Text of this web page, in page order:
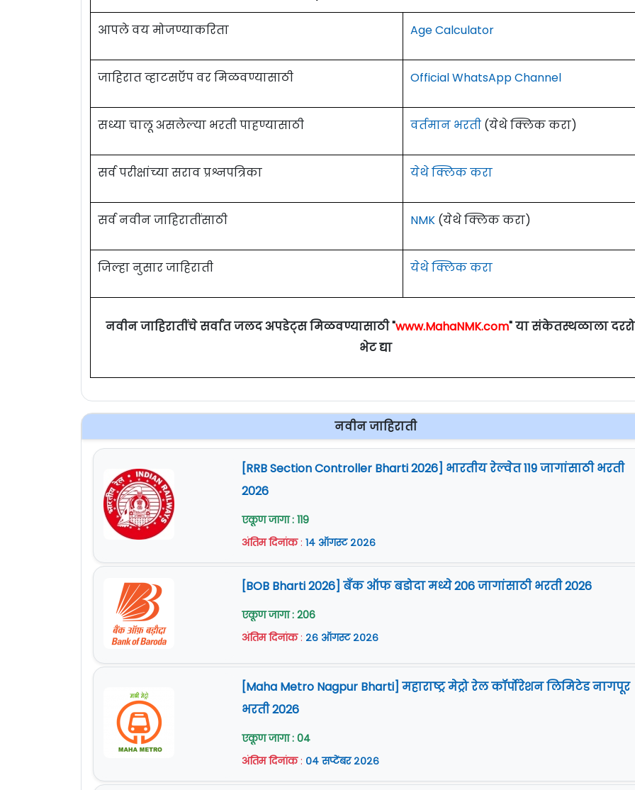
आपले वय मोजण्याकरिता Age Calculator
जाहिरात व्हाटसऍप वर मिळवण्यासाठी Official WhatsApp Channel
सध्या चालू असलेल्या भरती पाहण्यासाठी वर्तमान भरती (येथे क्लिक करा)
सर्व परीक्षांच्या सराव प्रश्नपत्रिका येथे क्लिक करा
सर्व नवीन जाहिरातींसाठी NMK (येथे क्लिक करा)
जिल्हा नुसार जाहिराती येथे क्लिक करा
नवीन जाहिरातींचे सर्वात जलद अपडेट्स मिळवण्यासाठी "www.MahaNMK.com" या संकेतस्थळाला
भेट द्या
नवीन जाहिराती
[RRB Section Controller Bharti 2026] भारतीय रेल्वेत 119 जागांसाठी भरती
2026
एकूण जागा : 119
अंतिम दिनांक: १४ ऑगस्ट २०२६
[BOB Bharti 2026] बँक ऑफ बडोदा मध्ये 206 जागांसाठी भरती 2026
एकूण जागा : 206
अंतिम दिनांक: २६ ऑगस्ट २०२६
[Maha Metro Nagpur Bharti] महाराष्ट्र मेट्रो रेल कॉर्पोरेशन लिमिटेड नागपूर
भरती 2026
एकूण जागा : 04
अंतिम दिनांक: ०४ सप्टेंबर २०२६